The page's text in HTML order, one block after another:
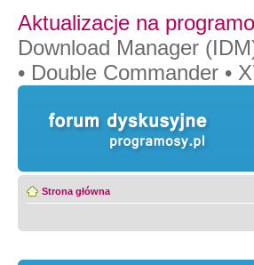
Aktualizacje na
Download Manager
• Double Commander •
Strona główna